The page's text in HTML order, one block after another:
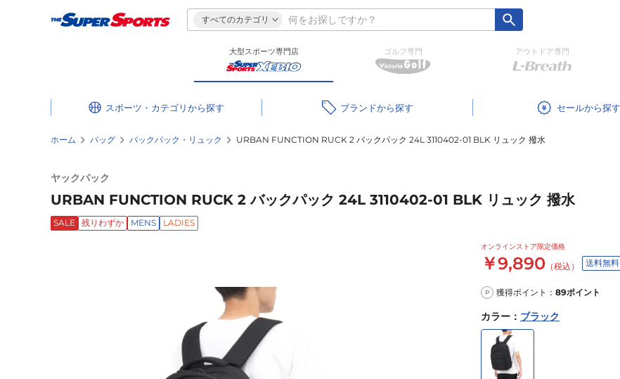
すべてのカテゴリ
大型スポーツ専門店 ゴルフ専門 アウトドア専門
スポーツ・カテゴリ ブランド セール
ホーム バッグ バックパック・リュック URBAN FUNCTION RUCK 2 バックパック 24L 3110402-01 BLK リュック 撥水
ヤックパック
URBAN FUNCTION RUCK 2 バックパック 24L 3110402-01 BLK リュック 撥水
SALE 残りわずか MENS LADIES
オンラインストア限定価格
￥9,890 （税込） 送料無料
P 獲得ポイント： 89ポイント
カラー ： ブラック